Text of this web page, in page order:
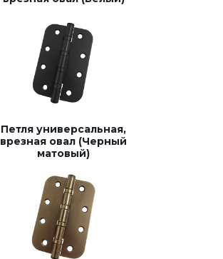
Петля универсальная,
врезная овал (Черный
матовый)